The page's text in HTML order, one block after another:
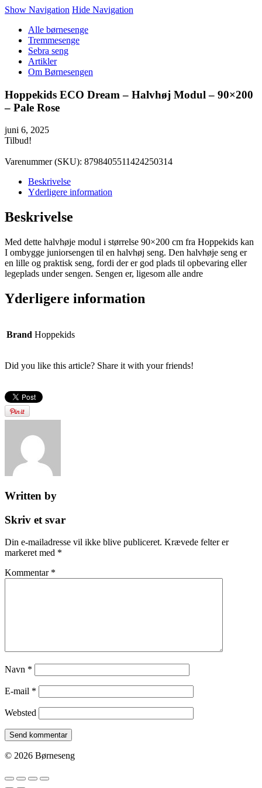
Show Navigation Hide Navigation
Alle børnesenge
Tremmesenge
Sebra seng
Artikler
Om Børnesengen
Hoppekids ECO Dream – Halvhøj Modul – 90×200
– Pale Rose
juni 6, 2025
Tilbud!
Varenummer (SKU): 8798405511424250314
Beskrivelse
Yderligere information
Beskrivelse
Med dette halvhøje modul i størrelse 90×200 cm fra Hoppekids kan
I ombygge juniorsengen til en halvhøj seng. Den halvhøje seng er
en lille og praktisk seng, fordi der er god plads til opbevaring eller
legeplads under sengen. Sengen er, ligesom alle andre
Yderligere information
Brand Hoppekids
Did you like this article? Share it with your friends!
Written by
Skriv et svar
Din e-mailadresse vil ikke blive publiceret. Krævede felter er
markeret med *
Kommentar *
Navn *
E-mail *
Websted
© 2026 Børneseng